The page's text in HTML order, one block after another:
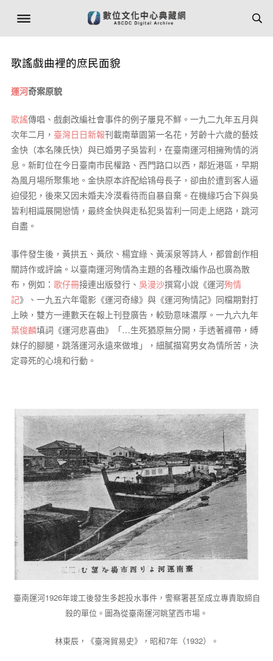
歌謠戲曲裡的庶民面貌
運河奇案原貌
歌謠傳唱、戲劇改編社會事件的例子屢見不鮮。一九二九年五月與
次年二月， 臺灣日日新報刊載南華園第一名花，芳齡十六歲的藝妓
金快（本名陳氏快）與已婚男子吳皆利，在臺南運河相擁殉情的消
息。新町位在今日臺南市民權路、西門路口以西，鄰近港區，早期
為風月場所聚集地。金快原本許配給鴇母長子，卻由於遭到客人逼
迫侵犯，後來又因未婚夫冷漠看待而自暴自棄。在機緣巧合下與吳
皆利相識展開戀情，最終金快與走私犯吳皆利一同走上絕路，跳河
自盡。
事件發生後，黃拱五、黃欣、楊宜綠、黃溪泉等詩人，都曾創作相
關詩作或評論。以臺南運河殉情為主題的各種改編作品也廣為散
布，例如： 歌仔冊接連出版發行、 吳漫沙撰寫小說《運河殉情
記》、一九五六年電影《運河奇緣》與《運河殉情記》同檔期對打
上映，雙方一連數天在報上刊登廣告，較勁意味濃厚。一九六九年
葉俊麟填詞《運河悲喜曲》「…生死猶原無分開，手透著褲帶，縛
妹仔的腳腿，跳落運河永遠來做堆」，細膩描寫男女為情所苦，決
定尋死的心境和行動。
臺南運河1926年竣工後發生多起投水事件，警察署甚至成立專責取締自
殺的單位。圖為從臺南運河眺望西市場。
林東辰，《臺灣貿易史》，昭和7年（1932）。